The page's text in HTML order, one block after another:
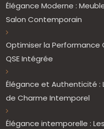
Élégance Moderne :
Salon Contemporain
Optimiser la Performance
QSE Intégrée
Élégance et Authenticité :
de Charme Intemporel
Élégance intemporelle :